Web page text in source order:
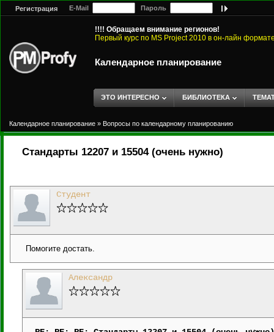
Регистрация E-Mail Пароль
!!!! Обращаем внимание регионов!
Первый курс по MS Project 2010 в он-лайн
Календарное планирование
ЭТО ИНТЕРЕСНО БИБЛИОТЕКА
Календарное планирование » Вопросы по календарному планированию
Стандарты 12207 и 15504 (очень нужно)
Студент
Помогите достать.
Александр